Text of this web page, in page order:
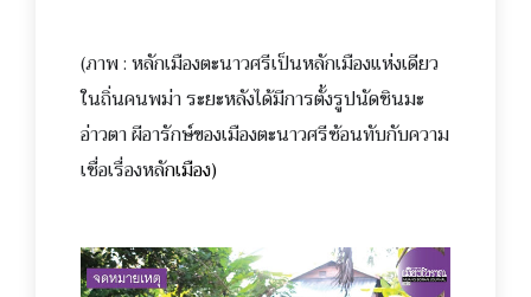
(ภาพ : หลักเมืองตะนาวศรีเป็นหลักเมืองแห่งเดียว
ในถิ่นคนพม่า ระยะหลังได้มีการตั้งรูปนัดชินมะ
อ่าวตา ผีอารักษ์ของเมืองตะนาวศรีซ้อนทับกับความ
เชื่อเรื่องหลักเมือง)